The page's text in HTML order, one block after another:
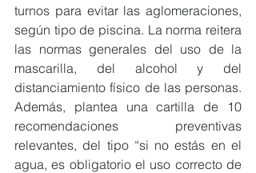
turnos para evitar las aglomeraciones,
según tipo de piscina. La norma reitera
las normas generales del uso de la
mascarilla, del alcohol y del
distanciamiento físico de las personas.
Además, plantea una cartilla de 10
recomendaciones preventivas
relevantes, del tipo “si no estás en el
agua, es obligatorio el uso correcto de